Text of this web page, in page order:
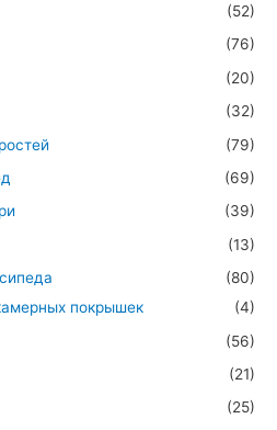
(52)
(76)
(20)
(32)
(79)
(69)
(39)
(13)
(80)
покрышек
(4)
(56)
(21)
(25)